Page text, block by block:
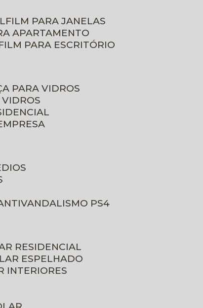
PARA JANELAS
APARTAMENTO
PARA ESCRITÓRIO
PARA VIDROS
VIDROS
PS4
RESIDENCIAL
ESPELHADO
INTERIORES